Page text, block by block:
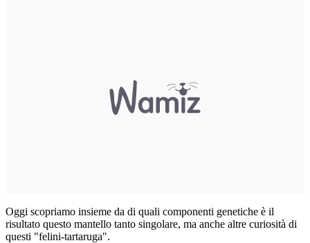
Oggi scopriamo insieme da di quali componenti genetiche è il
risultato questo mantello tanto singolare, ma anche altre curiosità di
questi "felini-tartaruga".